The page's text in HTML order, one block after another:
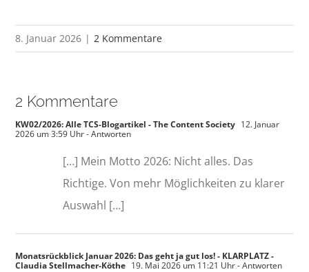
8. Januar 2026 | 2 Kommentare
2 Kommentare
KW02/2026: Alle TCS-Blogartikel - The Content Society 12. Januar
2026 um 3:59 Uhr- Antworten
[…] Mein Motto 2026: Nicht alles. Das
Richtige. Von mehr Möglichkeiten zu klarer
Auswahl […]
Monatsrückblick Januar 2026: Das geht ja gut los! - KLARPLATZ -
Claudia Stellmacher-Köthe 19. Mai 2026 um 11:21 Uhr- Antworten